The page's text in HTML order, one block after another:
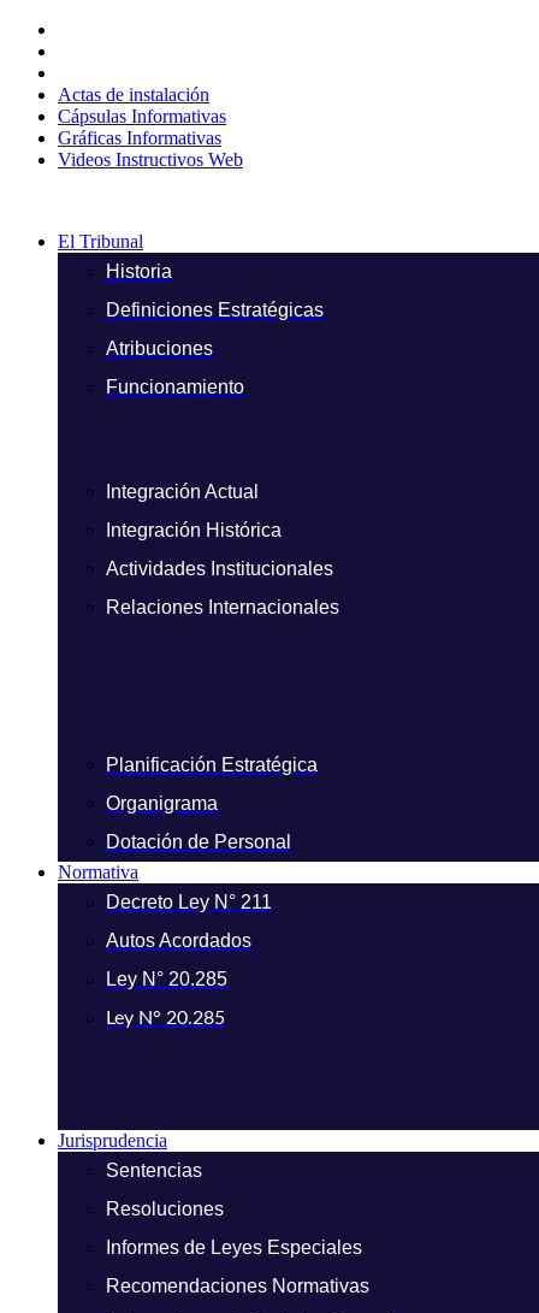
contenido
Actas de instalación
Cápsulas Informativas
Gráficas Informativas
Videos Instructivos Web
El Tribunal
Historia
Definiciones Estratégicas
Atribuciones
Funcionamiento
Integración Actual
Integración Histórica
Actividades Institucionales
Relaciones Internacionales
Planificación Estratégica
Organigrama
Dotación de Personal
Normativa
Decreto Ley N° 211
Autos Acordados
Ley N° 20.285
Ley N° 20.285
Jurisprudencia
Sentencias
Resoluciones
Informes de Leyes Especiales
Recomendaciones Normativas